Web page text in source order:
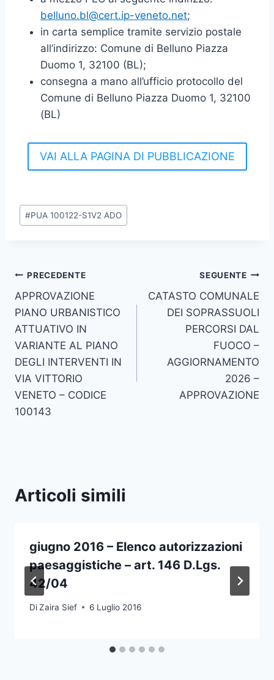
belluno.bl@cert.ip-veneto.net;
in carta semplice tramite servizio postale
all’indirizzo: Comune di Belluno Piazza
Duomo 1, 32100 (BL);
consegna a mano all’ufficio protocollo del
Comune di Belluno Piazza Duomo 1, 32100
(BL)
VAI ALLA PAGINA DI PUBBLICAZIONE
Tag
articolo:
#PUA 100122-S1V2 ADO
Navigazione
articoli
PRECEDENTE
APPROVAZIONE
PIANO URBANISTICO
ATTUATIVO IN
VARIANTE AL PIANO
DEGLI INTERVENTI IN
VIA VITTORIO
VENETO – CODICE
100143
SEGUENTE
CATASTO COMUNALE
DEI SOPRASSUOLI
PERCORSI DAL
FUOCO –
AGGIORNAMENTO
2026 –
APPROVAZIONE
Articoli simili
giugno 2016 – Elenco autorizzazioni
paesaggistiche – art. 146 D.Lgs.
42/04
DiZaira Sief 6 Luglio 2016